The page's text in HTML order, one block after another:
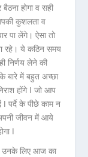
होगा व सही
कुशलता व
पा लेंगे। ऐसा तो
रहे। ये कठिन समय
निर्णय लेने की
बारे में बहुत अच्छा
होंगे ǀ जो आप
पर्दे के पीछे काम न
जीवन में आये
ǀ
उनके लिए आज का